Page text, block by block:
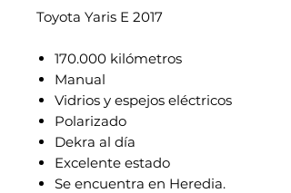
Toyota Yaris E 2017
170.000 kilómetros
Manual
Vidrios y espejos eléctricos
Polarizado
Dekra al día
Excelente estado
Se encuentra en Heredia.